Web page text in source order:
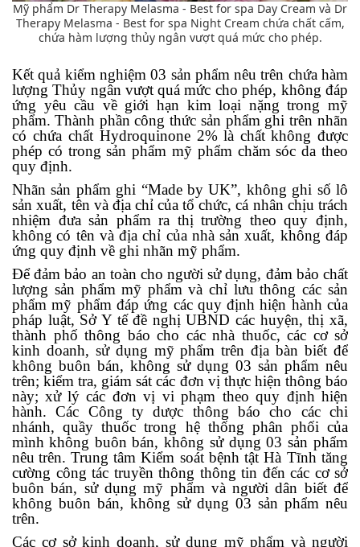
Mỹ phẩm Dr Therapy Melasma - Best for spa Day Cream và Dr
Therapy Melasma - Best for spa Night Cream chứa chất cấm,
chứa hàm lượng thủy ngân vượt quá mức cho phép.
Kết quả kiểm nghiệm 03 sản phẩm nêu trên chứa hàm
lượng Thủy ngân vượt quá mức cho phép, không đáp
ứng yêu cầu về giới hạn kim loại nặng trong mỹ
phẩm. Thành phần công thức sản phẩm ghi trên nhãn
có chứa chất Hydroquinone 2% là chất không được
phép có trong sản phẩm mỹ phẩm chăm sóc da theo
quy định.
Nhãn sản phẩm ghi “Made by UK”, không ghi số lô
sản xuất, tên và địa chỉ của tổ chức, cá nhân chịu trách
nhiệm đưa sản phẩm ra thị trường theo quy định,
không có tên và địa chỉ của nhà sản xuất, không đáp
ứng quy định về ghi nhãn mỹ phẩm.
Để đảm bảo an toàn cho người sử dụng, đảm bảo chất
lượng sản phẩm mỹ phẩm và chỉ lưu thông các sản
phẩm mỹ phẩm đáp ứng các quy định hiện hành của
pháp luật, Sở Y tế đề nghị UBND các huyện, thị xã,
thành phố thông báo cho các nhà thuốc, các cơ sở
kinh doanh, sử dụng mỹ phẩm trên địa bàn biết để
không buôn bán, không sử dụng 03 sản phẩm nêu
trên; kiểm tra, giám sát các đơn vị thực hiện thông báo
này; xử lý các đơn vị vi phạm theo quy định hiện
hành. Các Công ty dược thông báo cho các chi
nhánh, quầy thuốc trong hệ thống phân phối của
mình không buôn bán, không sử dụng 03 sản phẩm
nêu trên. Trung tâm Kiểm soát bệnh tật Hà Tĩnh tăng
cường công tác truyền thông thông tin đến các cơ sở
buôn bán, sử dụng mỹ phẩm và người dân biết để
không buôn bán, không sử dụng 03 sản phẩm nêu
trên.
Các cơ sở kinh doanh, sử dụng mỹ phẩm và người